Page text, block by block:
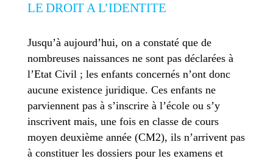
LE DROIT A L’IDENTITE
Jusqu’à aujourd’hui, on a constaté que de
nombreuses naissances ne sont pas déclarées à
l’Etat Civil ; les enfants concernés n’ont donc
aucune existence juridique. Ces enfants ne
parviennent pas à s’inscrire à l’école ou s’y
inscrivent mais, une fois en classe de cours
moyen deuxième année (CM2), ils n’arrivent pas
à constituer les dossiers pour les examens et